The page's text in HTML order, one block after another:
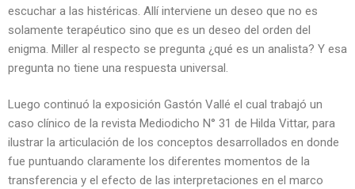
escuchar a las histéricas. Allí interviene un deseo que no es
solamente terapéutico sino que es un deseo del orden del
enigma. Miller al respecto se pregunta ¿qué es un analista? Y esa
pregunta no tiene una respuesta universal.
Luego continuó la exposición Gastón Vallé el cual trabajó un
caso clínico de la revista Mediodicho N° 31 de Hilda Vittar, para
ilustrar la articulación de los conceptos desarrollados en donde
fue puntuando claramente los diferentes momentos de la
transferencia y el efecto de las interpretaciones en el marco